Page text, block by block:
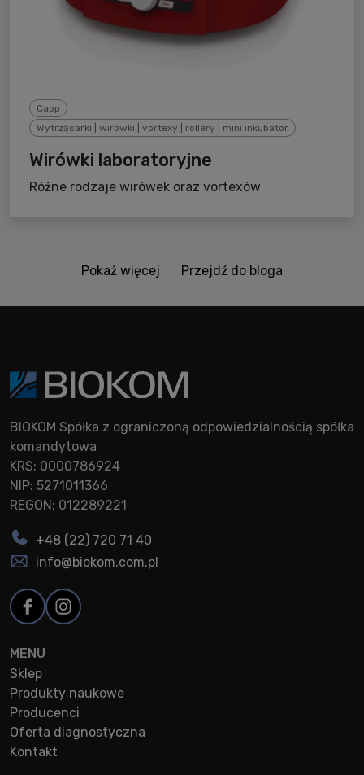
Capp
Wytrząsarki | wirówki | vortexy | rollery | mini inkubator
Wirówki laboratoryjne
Różne rodzaje wirówek oraz vortexów
Pokaż więcej Przejdź do bloga
BIOKOM Spółka z ograniczoną odpowiedzialnością spółka
komandytowa
KRS: 0000786924
NIP: 5271011366
REGON: 012289221
+48 (22) 720 71 40
info@biokom.com.pl
MENU
Sklep
Produkty naukowe
Producenci
Oferta diagnostyczna
Kontakt